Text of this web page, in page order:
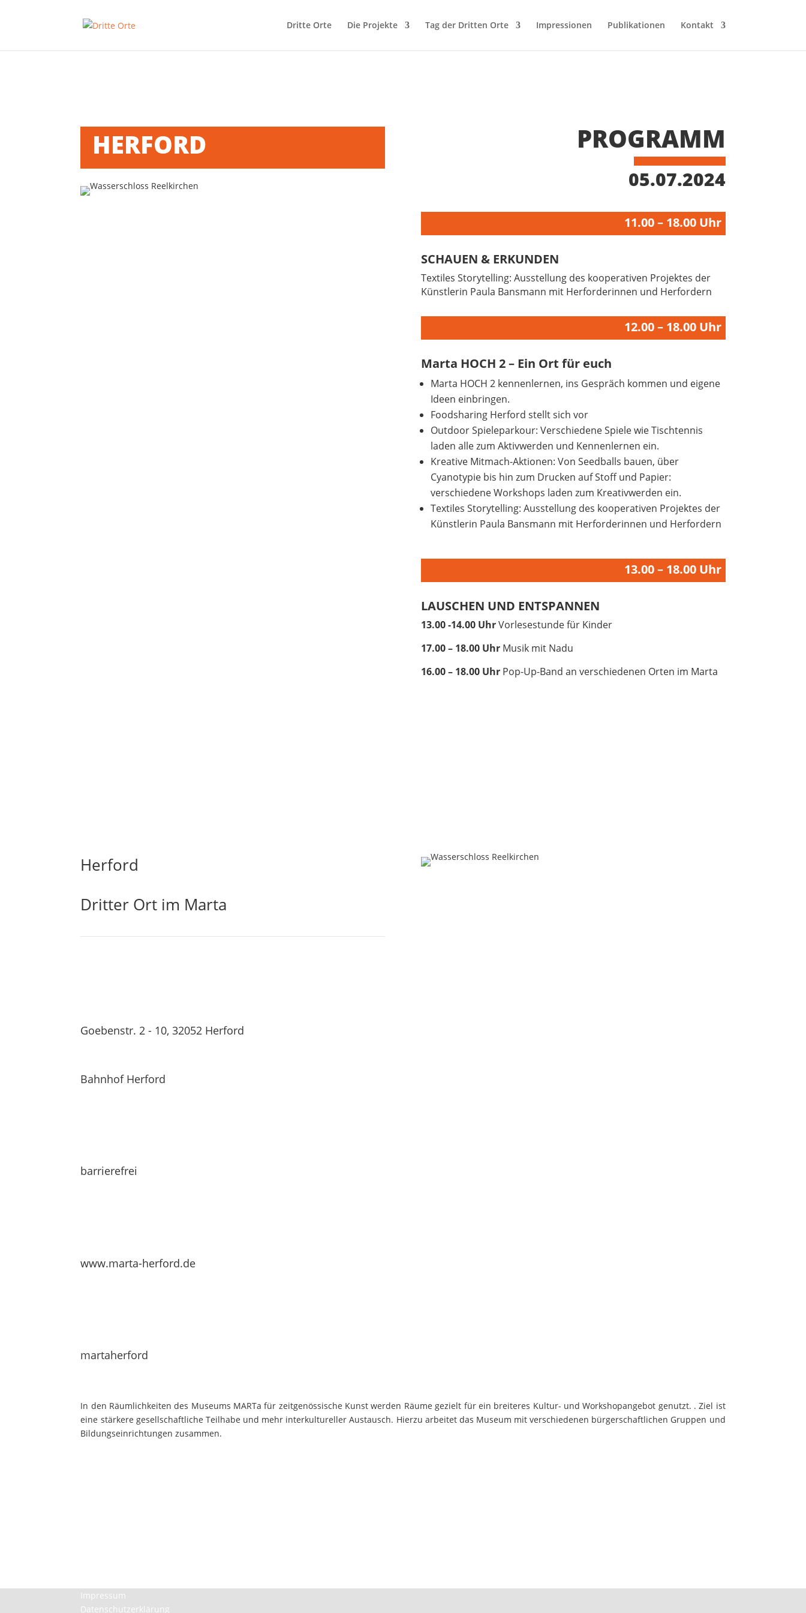
Dritte Orte Die Projekte Tag der Dritten Orte Impressionen Publikationen Kontakt
HERFORD PROGRAMM
05.07.2024
11.00 – 18.00 Uhr
SCHAUEN & ERKUNDEN
Textiles Storytelling: Ausstellung des kooperativen Projektes der
Künstlerin Paula Bansmann mit Herforderinnen und Herfordern
12.00 – 18.00 Uhr
Marta HOCH 2 – Ein Ort für euch
Marta HOCH 2 kennenlernen, ins Gespräch kommen und eigene
Ideen einbringen.
Foodsharing Herford stellt sich vor
Outdoor Spieleparkour: Verschiedene Spiele wie Tischtennis
laden alle zum Aktivwerden und Kennenlernen ein.
Kreative Mitmach-Aktionen: Von Seedballs bauen, über
Cyanotypie bis hin zum Drucken auf Stoff und Papier:
verschiedene Workshops laden zum Kreativwerden ein.
Textiles Storytelling: Ausstellung des kooperativen Projektes der
Künstlerin Paula Bansmann mit Herforderinnen und Herfordern
13.00 – 18.00 Uhr
LAUSCHEN UND ENTSPANNEN
13.00 -14.00 UhrVorlesestunde für Kinder
17.00 – 18.00 UhrMusik mit Nadu
16.00 – 18.00 UhrPop-Up-Band an verschiedenen Orten im Marta
Herford
Dritter Ort im Marta
Goebenstr. 2 - 10, 32052 Herford
Bahnhof Herford
barrierefrei
www.marta-herford.de
martaherford
In den Räumlichkeiten des Museums MARTa für zeitgenössische Kunst werden Räume gezielt für ein breiteres Kultur- und Workshopangebot genutzt. . Ziel ist
eine stärkere gesellschaftliche Teilhabe und mehr interkultureller Austausch. Hierzu arbeitet das Museum mit verschiedenen bürgerschaftlichen Gruppen und
Bildungseinrichtungen zusammen.
Impressum
Datenschutzerklärung